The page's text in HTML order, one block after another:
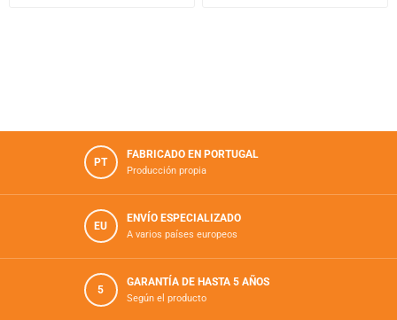
PT
FABRICADO EN PORTUGAL
Producción propia
EU
ENVÍO ESPECIALIZADO
A varios países europeos
5
GARANTÍA DE HASTA 5 AÑOS
Según el producto